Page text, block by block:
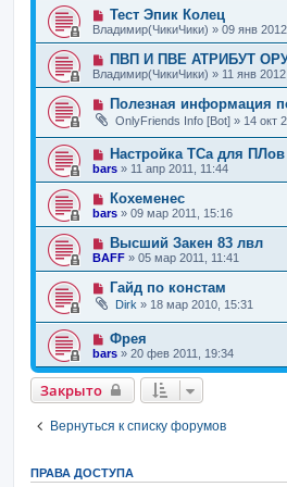
Тест Эпик Колец
Владимир(ЧикиЧики) » 09 янв
ПВП И ПВЕ АТРИБУТ
Владимир(ЧикиЧики) » 11 янв
Полезная информация
OnlyFriends Info [Bot] » 14 окт
Настройка ТСа для ПЛов
bars » 11 апр 2011, 11:44
Кохеменес
bars » 09 мар 2011, 15:16
Высший Закен 83 лвл
BAFF » 05 мар 2011, 11:41
Гайд по констам
Dirk » 18 мар 2010, 15:31
Фрея
bars » 20 фев 2011, 19:34
Закрыто
Вернуться к списку форумов
ПРАВА ДОСТУПА